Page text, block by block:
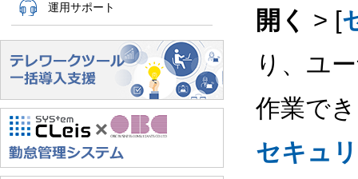
運用サポート
開く > [
り、ユ
作業で
セキュ